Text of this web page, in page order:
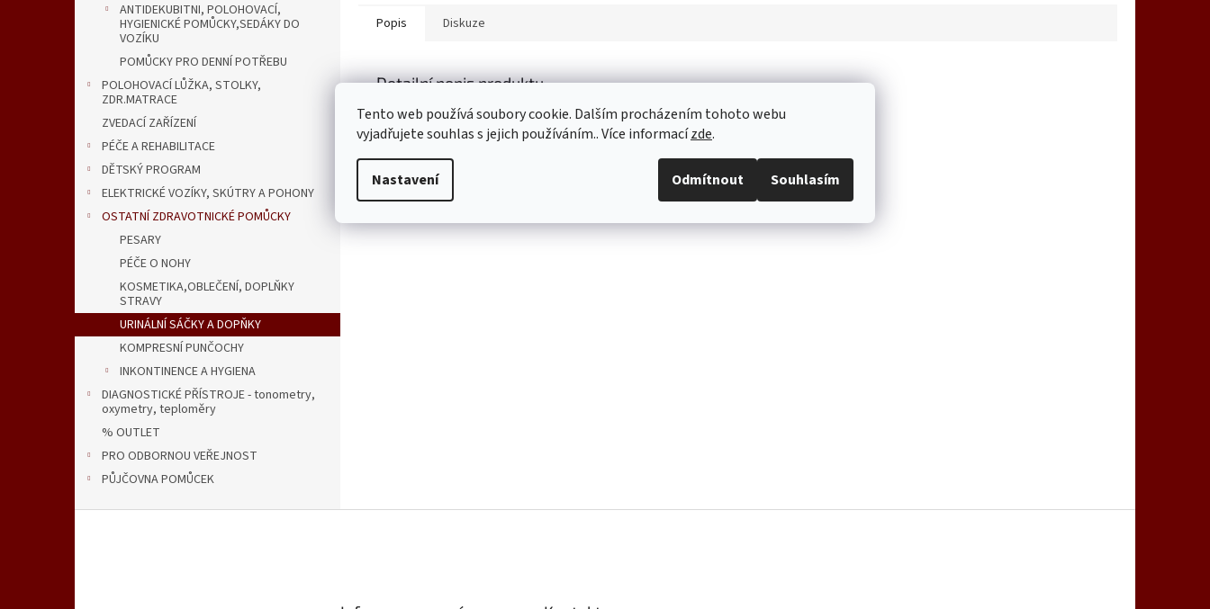
Tento web používá soubory cookie. Dalším procházením tohoto webu
vyjadřujete souhlas s jejich používáním.. Více informacízde.
Nastavení Odmítnout Souhlasím
ANTIDEKUBITNI, POLOHOVACÍ,
HYGIENICKÉ POMŮCKY,SEDÁKY DO
VOZÍKU
POMŮCKY PRO DENNÍ POTŘEBU
POLOHOVACÍ LŮŽKA, STOLKY,
ZDR.MATRACE
ZVEDACÍ ZAŘÍZENÍ
PÉČE A REHABILITACE
DĚTSKÝ PROGRAM
ELEKTRICKÉ VOZÍKY, SKÚTRY A POHONY
OSTATNÍ ZDRAVOTNICKÉ POMŮCKY
PESARY
PÉČE O NOHY
KOSMETIKA,OBLEČENÍ, DOPLŇKY
STRAVY
URINÁLNÍ SÁČKY A DOPŇKY
KOMPRESNÍ PUNČOCHY
INKONTINENCE A HYGIENA
DIAGNOSTICKÉ PŘÍSTROJE - tonometry,
oxymetry, teploměry
% OUTLET
PRO ODBORNOU VEŘEJNOST
PŮJČOVNA POMŮCEK
Popis Diskuze
Detailní popis produktu
Popis produktu není dostupný